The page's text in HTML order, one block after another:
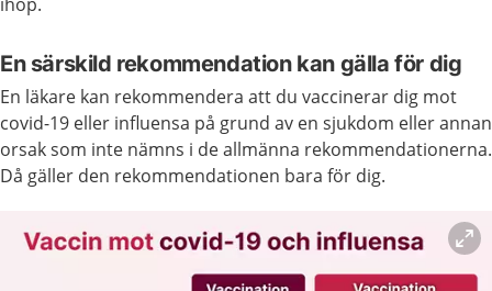
En särskild rekommendation kan gälla för dig
En läkare kan rekommendera att du vaccinerar dig mot
covid-19 eller influensa på grund av en sjukdom eller annan
orsak som inte nämns i de allmänna rekommendationerna.
Då gäller den rekommendationen bara för dig.